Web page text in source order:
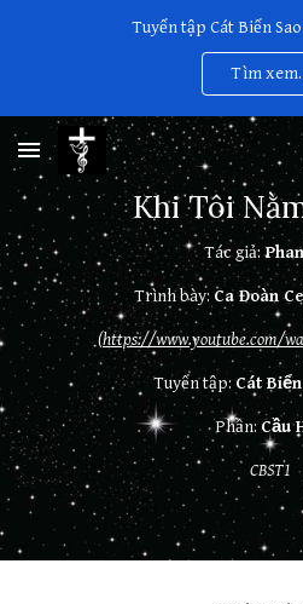
Tuyển tập Cát Biển
Tìm
Khi Tôi
Tác giả:
Trình bày: Ca Đoàn
(https://www.youtube.com/
Tuyển tập: Cát
Phần: Cầu
CBST1